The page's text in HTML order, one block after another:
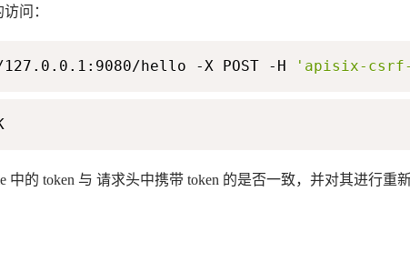
问：
hello -X POST -H 'apisix-
中的 token 与 请求头中携带 token 的是否一致，并对其进行重